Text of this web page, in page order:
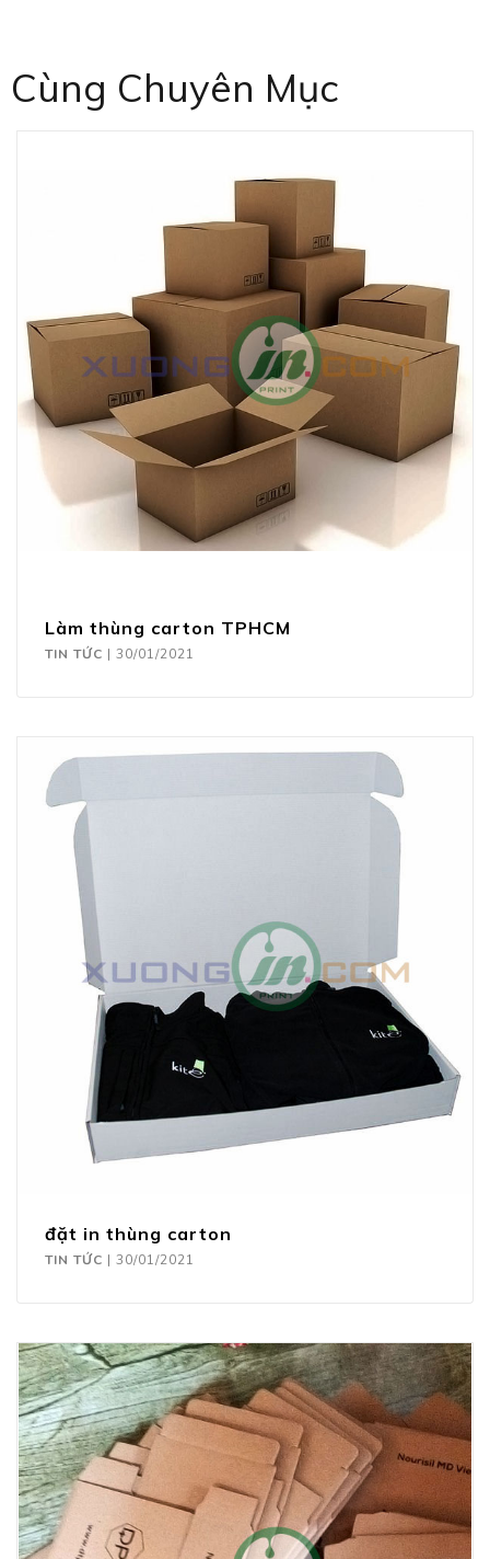
Cùng Chuyên Mục
Làm thùng carton TPHCM
TIN TỨC | 30/01/2021
đặt in thùng carton
TIN TỨC | 30/01/2021